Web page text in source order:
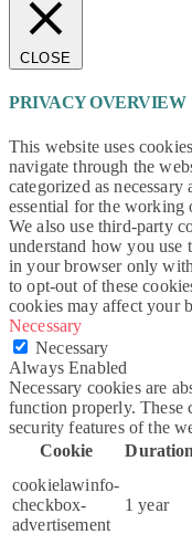
CLOSE
PRIVACY OVERVIEW
This website uses
navigate through the
categorized as
essential for the working
We also use third-party
understand how you use
in your browser only
to opt-out of these
cookies may affect your
Necessary
Necessary
Always Enabled
Necessary cookies are
function properly. These
security features of the
Cookie
Duration
cookielawinfo-
checkbox-
advertisement
1 year